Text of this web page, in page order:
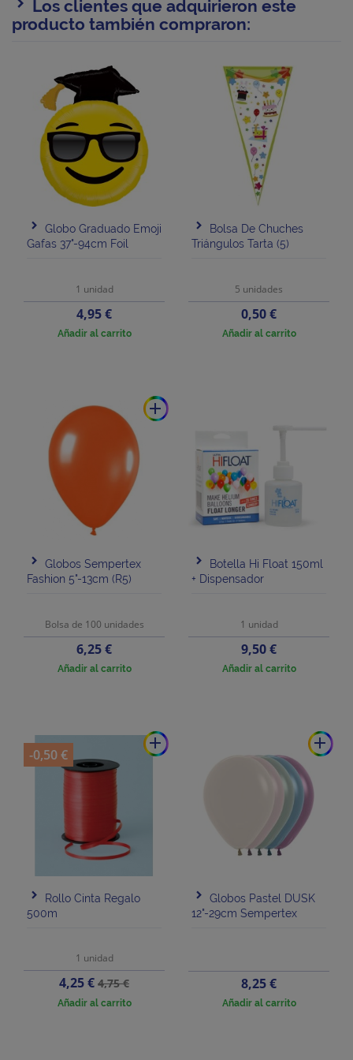
Los clientes que adquirieron este
producto también compraron:
Globo Graduado Emoji
Gafas 37"-94cm Foil
1 unidad
Precio
4,95 €
Añadir al carrito
Bolsa De Chuches
Triángulos Tarta (5)
5 unidades
Precio
0,50 €
Añadir al carrito
add
Globos Sempertex
Fashion 5"-13cm (R5)
Bolsa de 100 unidades
Precio
6,25 €
Añadir al carrito
Botella Hi Float 150ml
+ Dispensador
1 unidad
Precio
9,50 €
Añadir al carrito
add
Rollo Cinta Regalo
500m
1 unidad
Precio
4,25 €Precio
base
4,75 €
Añadir al carrito
-0,50 €
add
Globos Pastel DUSK
12"-29cm Sempertex
Precio
8,25 €
Añadir al carrito